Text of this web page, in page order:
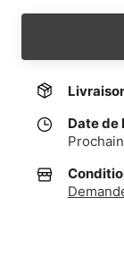
Date de